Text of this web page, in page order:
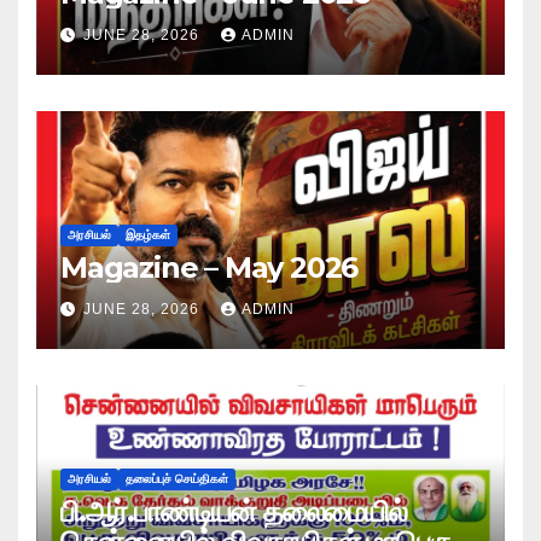
JUNE 28, 2026 ADMIN
அரசியல் இதழ்கள்
Magazine – May 2026
JUNE 28, 2026 ADMIN
அரசியல் தலைப்புச் செய்திகள்
பி.ஆர்.பாண்டியன் தலைமையில்